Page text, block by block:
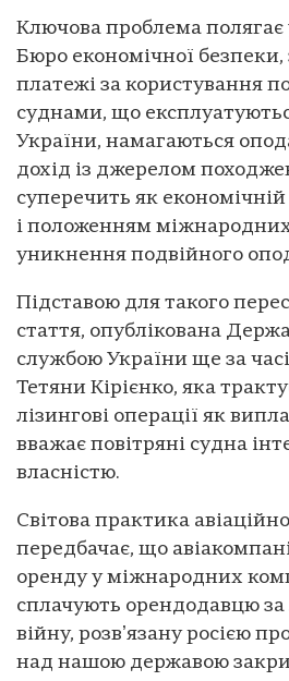
Ключова проблема полягає
Бюро економічної безпеки,
платежі за користування
суднами, що
України, намагаються
дохід із джерелом
суперечить як економічній
і положенням
уникнення подвійного
Підставою для такого
стаття, опублікована
службою України ще за
Тетяни Кірієнко, яка
лізингові операції як
вважає повітряні судна
власністю.
Світова практика
передбачає, що
оренду у міжнародних
сплачують орендодавцю за
війну, розвʼязану росією
над нашою державою